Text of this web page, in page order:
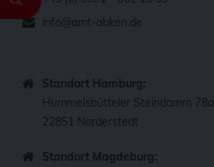
info@amt-abken.de
Standort Hamburg:
Hummelsbütteler Steindamm 78a
22851 Norderstedt
Standort Magdeburg: